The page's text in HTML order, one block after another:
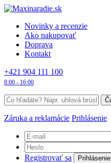
Novinky a recenzie
Ako nakupovať
Doprava
Kontakt
+421 904 111 100
8:00 - 16:00
Záruka a reklamácie Prihlásenie
Registrovať sa Prihlásenie